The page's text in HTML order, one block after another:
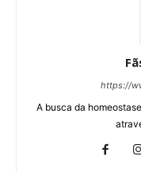
https://
A busca da